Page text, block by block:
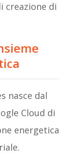
creazione di
nasce dal
Cloud di
energetica